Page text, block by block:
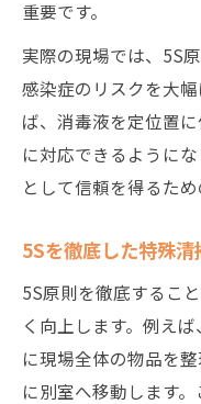
重要です。
実際の現場では、5S
感染症のリスクを大
ば、消毒液を定位置
に対応できるように
として信頼を得るた
5Sを徹底した特殊
5S原則を徹底するこ
く向上します。例え
に現場全体の物品を
に別室へ移動します